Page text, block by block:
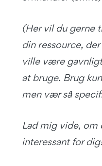
(Her vil du gerne
din ressource,
ville være
at bruge. Brug
men vær så
Lad mig vide, om
interessant for dig!